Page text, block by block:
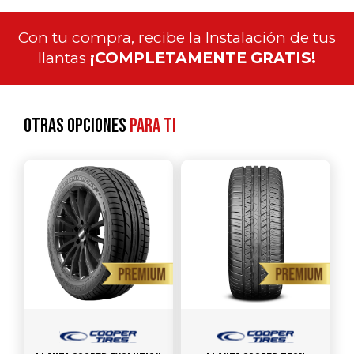
Con tu compra, recibe la Instalación de tus
llantas ¡COMPLETAMENTE GRATIS!
Otras opcionespara ti